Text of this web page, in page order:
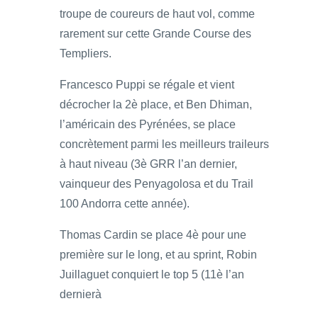
troupe de coureurs de haut vol, comme
rarement sur cette Grande Course des
Templiers.
Francesco Puppi se régale et vient
décrocher la 2è place, et Ben Dhiman,
l’américain des Pyrénées, se place
concrètement parmi les meilleurs traileurs
à haut niveau (3è GRR l’an dernier,
vainqueur des Penyagolosa et du Trail
100 Andorra cette année).
Thomas Cardin se place 4è pour une
première sur le long, et au sprint, Robin
Juillaguet conquiert le top 5 (11è l’an
dernierà